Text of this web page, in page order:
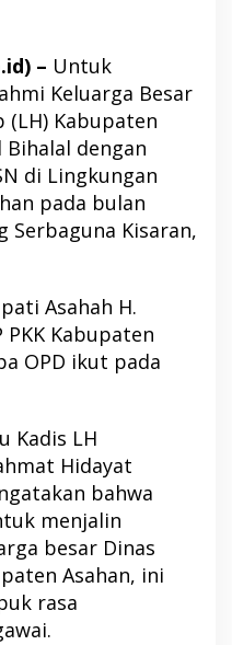
– Untuk
Keluarga Besar
(LH) Kabupaten
Bihalal dengan
di Lingkungan
pada bulan
Serbaguna Kisaran,
Asahah H.
PKK Kabupaten
OPD ikut pada
Kadis LH
Hidayat
bahwa
menjalin
besar Dinas
Asahan, ini
rasa